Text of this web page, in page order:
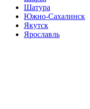
Шатура
Южно-Сахалинск
Якутск
Ярославль